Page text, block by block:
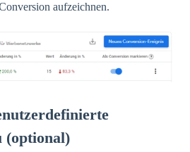
aufzeichnen.
(optional)